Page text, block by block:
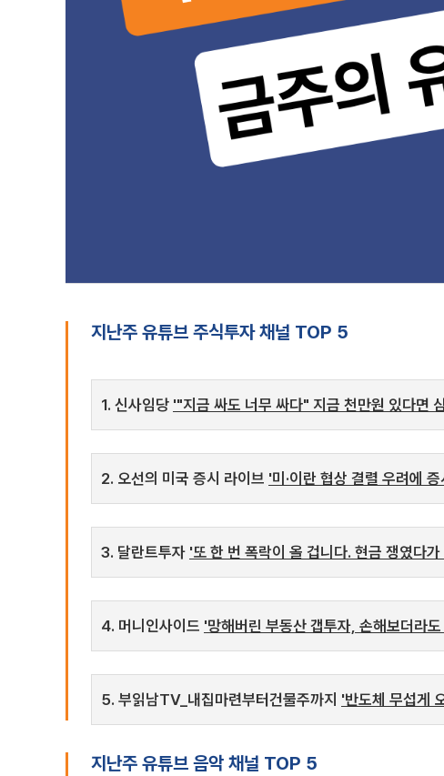
지난주 유튜브 주식투자 채널 TOP 5
1. 신사임당 '"지금 싸도 너무 싸다" 지금 천만원 있다면
2. 오선의 미국 증시 라이브 '미·이란 협상 결렬 우려에
3. 달란트투자 '또 한 번 폭락이 올 겁니다. 현금 쟁였다
4. 머니인사이드 '망해버린 부동산 갭투자, 손해보더라
5. 부읽남TV_내집마련부터건물주까지 '반도체 무섭게
지난주 유튜브 음악 채널 TOP 5